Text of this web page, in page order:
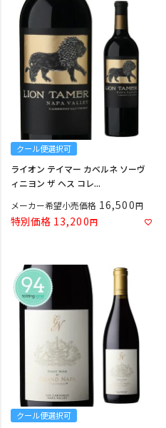
クール便選択可
ライオン テイマー カベルネ ソーヴ
ィニヨン ザ ヘス コレ...
メーカー希望小売価格 16,500
特別価格 13,200
クール便選択可